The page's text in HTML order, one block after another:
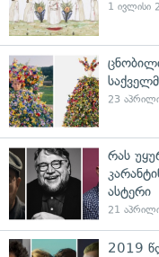
1 ივლისი
23
რას
ასტერი
21
2019